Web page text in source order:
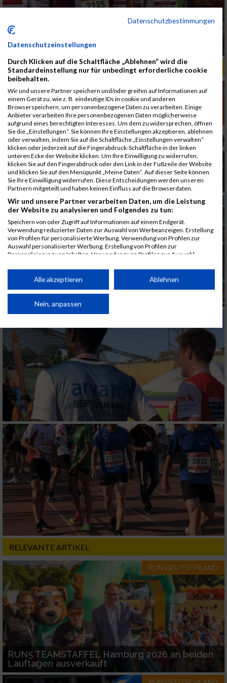
ALBUM B2RUN MÜNCHEN, B2RUN / 16.07.2019
RELEVANTE ARTIKEL
RUN-DEUTSCHLAND
RUN5 TEAMSTAFFEL Hamburg 2026 an beiden
Lauftagen ausverkauft
Datenschutzbestimmungen
Datenschutzeinstellungen
Durch Klicken auf die Schaltfläche „Ablehnen“ wird die
Standardeinstellung nur für unbedingt erforderliche cookie
beibehalten.
Wir und unsere Partner speichern und/oder greifen auf Informationen auf
einem Gerät zu, wie z. B. eindeutige IDs in cookie und anderen
Browserspeichern, um personenbezogene Daten zu verarbeiten. Einige
Anbieter verarbeiten Ihre personenbezogenen Daten möglicherweise
aufgrund eines berechtigten Interesses. Um dem zu widersprechen, öffnen
Sie die „Einstellungen“. Sie können Ihre Einstellungen akzeptieren, ablehnen
oder verwalten, indem Sie auf die Schaltfläche „Einstellungen verwalten“
klicken oder jederzeit auf die Fingerabdruck-Schaltfläche in der linken
unteren Ecke der Website klicken. Um Ihre Einwilligung zu widerrufen,
klicken Sie auf den Fingerabdruck oder den Link in der Fußzeile der Website
und klicken Sie auf den Menüpunkt „Meine Daten“. Auf dieser Seite können
Sie Ihre Einwilligung widerrufen. Diese Entscheidungen werden unseren
Partnern mitgeteilt und haben keinen Einfluss auf die Browserdaten.
Wir und unsere Partner verarbeiten Daten, um die Leistung
der Website zu analysieren und Folgendes zu tun:
Speichern von oder Zugriff auf Informationen auf einem Endgerät.
Verwendung reduzierter Daten zur Auswahl von Werbeanzeigen. Erstellung
von Profilen für personalisierte Werbung. Verwendung von Profilen zur
Auswahl personalisierter Werbung. Erstellung von Profilen zur
Personalisierung von Inhalten. Verwendung von Profilen zur Auswahl
Performance von Inhalten. Analyse von Zielgruppen durch Statistiken oder
Kombinationen von Daten aus verschiedenen Quellen. Entwicklung und
von Inhalten.
Daten können außerhalb der Europäischen Union weitergegeben und in die
Website/App.
Partnerliste anzeigen (1 IAB-Anbieter)
Wir nutzen Ihre Daten für folgende Zwecke:
IAB-Verarbeitungszwecke:
Speichern von oder Zugriff auf Informationen
auf einem Endgerät
Verwendung reduzierter Daten zur Auswahl
von Werbeanzeigen
Erstellung von Profilen für personalisierte
Werbung
Verwendung von Profilen zur Auswahl
personalisierter Werbung
Erstellung von Profilen zur Personalisierung
von Inhalten
Verwendung von Profilen zur Auswahl
personalisierter Inhalte
Messung der Werbeleistung
Messung der Performance von Inhalten
Analyse von Zielgruppen durch Statistiken
oder Kombinationen von Daten aus
verschiedenen Quellen
Alle akzeptieren Ablehnen
Nein, anpassen